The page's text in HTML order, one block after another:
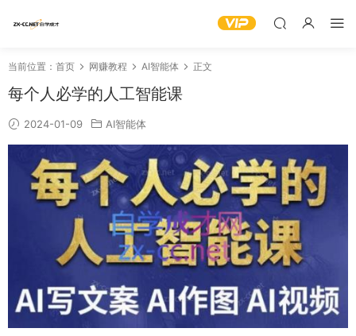
当前位置： 首页 网赚教程 AI智能体 正文
每个人必学的人工智能课
2024-01-09 AI智能体